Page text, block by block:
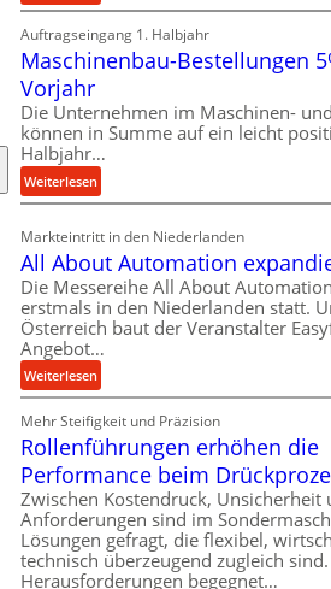
M
a
t
i
l
v
r
s
o
r
g
u
n
g
e
n
t
p
a
n
n
Auftragseingang 1. Halbjahr
Maschinenbau-Bestellungen
Vorjahr
Die Unternehmen im Maschinen-
können in Summe auf ein leicht
Halbjahr…
Weiterlesen:
M
c
h
i
n
e
n
a
u
-
B
e
s
t
Markteintritt in den Niederlanden
All About Automation
Die Messereihe All About
erstmals in den Niederlanden statt.
Österreich baut der Veranstalter
Angebot…
Weiterlesen:
A
l
l
b
o
u
t
A
Mehr Steifigkeit und Präzision
Rollenführungen erhöhen die
Performance beim
Zwischen Kostendruck, Unsicherheit
Anforderungen sind im
Lösungen gefragt, die flexibel,
technisch überzeugend zugleich
Herausforderungen begegnet…